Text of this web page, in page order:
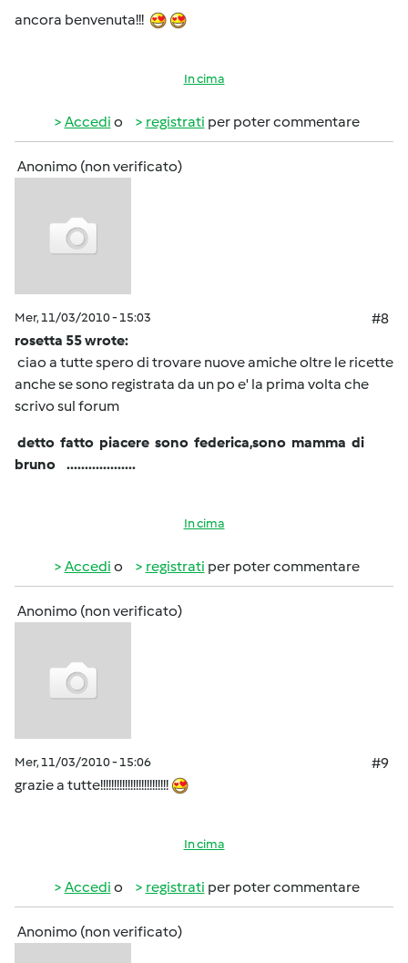
ancora benvenuta!!!
In cima
Accedi o registrati per poter commentare
Anonimo (non verificato)
Mer, 11/03/2010 - 15:03
#8
rosetta 55 wrote:
ciao a tutte spero di trovare nuove amiche oltre le ricette
anche se sono registrata da un po e' la prima volta che
scrivo sul forum
detto fatto piacere sono federica,sono mamma di
bruno ...................
In cima
Accedi o registrati per poter commentare
Anonimo (non verificato)
Mer, 11/03/2010 - 15:06
#9
grazie a tutte!!!!!!!!!!!!!!!!!!!!!!!!!
In cima
Accedi o registrati per poter commentare
Anonimo (non verificato)